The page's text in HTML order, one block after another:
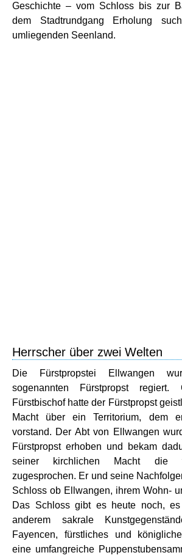
Geschichte – vom Schloss bis zur
dem Stadtrundgang Erholung
umliegenden Seenland.
Herrscher über zwei Welten
Die Fürstpropstei Ellwangen
sogenannten Fürstpropst
Fürstbischof hatte der Fürstpropst
Macht über ein Territorium, dem
vorstand. Der Abt von Ellwangen
Fürstpropst erhoben und bekam
seiner kirchlichen Macht die
zugesprochen. Er und seine
Schloss ob Ellwangen, ihrem Wohn-
Das Schloss gibt es heute noch, es
anderem sakrale
Fayencen, fürstliches und
eine umfangreiche